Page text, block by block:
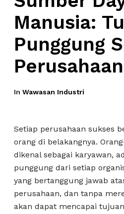
Manusia:
Punggung
In Wawasan Industri
Setiap perusahaan sukses
orang di belakangnya.
dikenal sebagai karyawan,
punggung dari setiap
yang bertanggung jawab
perusahaan, dan tanpa
akan dapat mencapai